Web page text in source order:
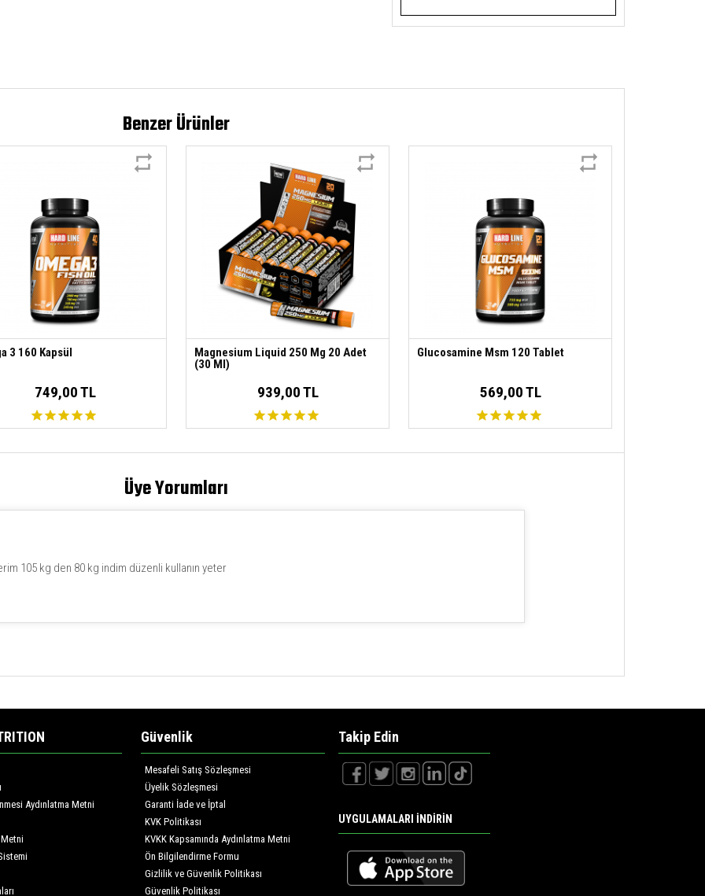
Benzer Ürünler
3 160 Kapsül
749,00 TL
Magnesium Liquid 250 Mg 20 Adet
(30 Ml)
939,00 TL
Glucosamine Msm 120 Tablet
569,00 TL
Üye Yorumları
105 kg den 80 kg indim düzenli kullanın yeter
Aydınlatma Metni
Güvenlik
Mesafeli Satış Sözleşmesi
Üyelik Sözleşmesi
Garanti İade ve İptal
KVK Politikası
KVKK Kapsamında Aydınlatma Metni
Ön Bilgilendirme Formu
Gizlilik ve Güvenlik Politikası
Güvenlik Politikası
Takip Edin
UYGULAMALARI İNDİRİN